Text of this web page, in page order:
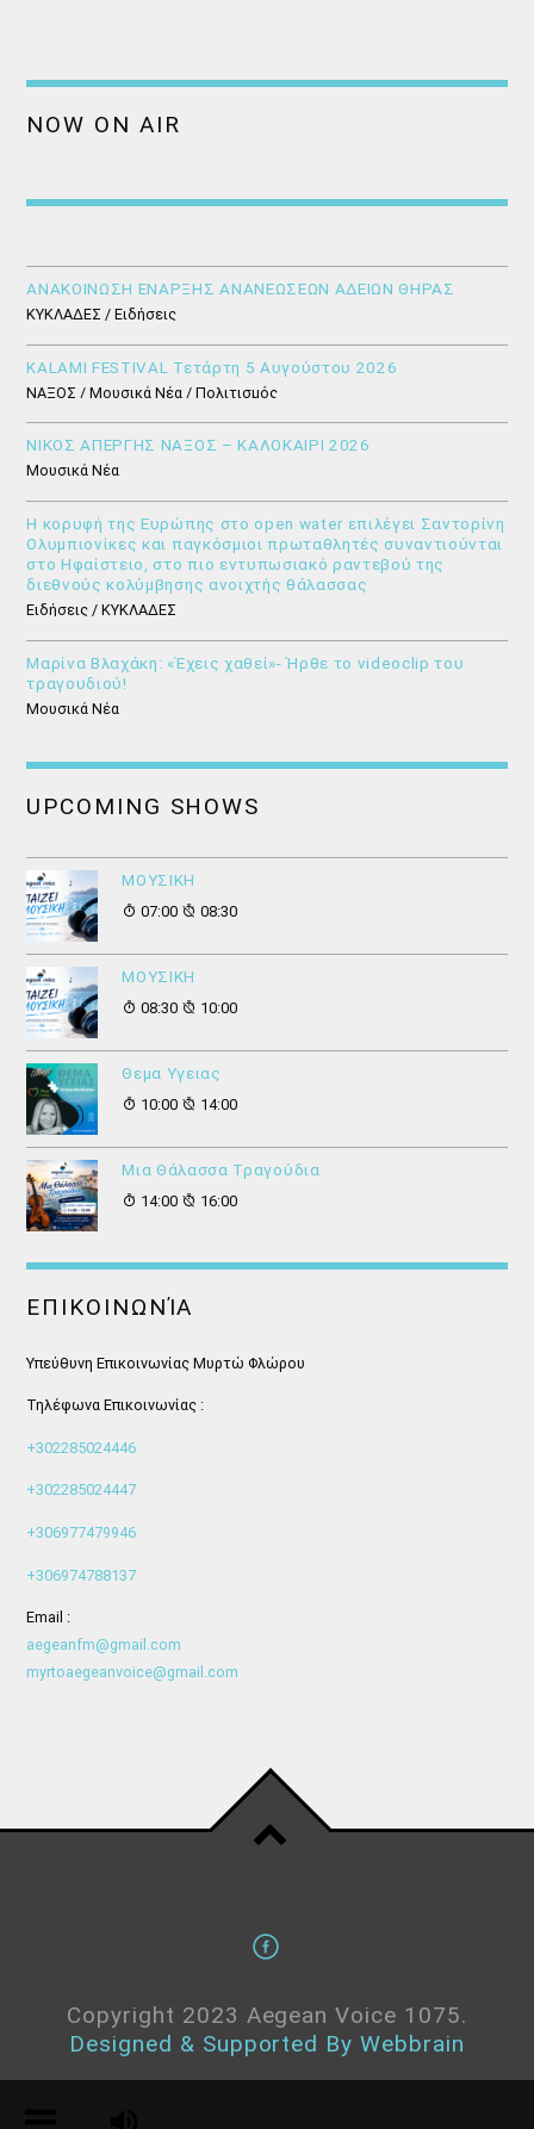
NOW ON AIR
ΑΝΑΚΟΙΝΩΣΗ ΕΝΑΡΞΗΣ ΑΝΑΝΕΩΣΕΩΝ ΑΔΕΙΩΝ ΘΗΡΑΣ
ΚΥΚΛΑΔΕΣ / Ειδήσεις
KALAMI FESTIVAL Τετάρτη 5 Αυγούστου 2026
ΝΑΞΟΣ / Μουσικά Νέα / Πολιτισμός
ΝΙΚΟΣ ΑΠΕΡΓΗΣ ΝΑΞΟΣ – ΚΑΛΟΚΑΙΡΙ 2026
Μουσικά Νέα
Η κορυφή της Ευρώπης στο open water επιλέγει Σαντορίνη
Ολυμπιονίκες και παγκόσμιοι πρωταθλητές συναντιούνται
στο Ηφαίστειο, στο πιο εντυπωσιακό ραντεβού της
διεθνούς κολύμβησης ανοιχτής θάλασσας
Ειδήσεις / ΚΥΚΛΑΔΕΣ
Μαρίνα Βλαχάκη: «Έχεις χαθεί»- Ήρθε το videoclip του
τραγουδιού!
Μουσικά Νέα
UPCOMING SHOWS
ΜΟΥΣΙΚΗ
07:00
08:30
ΜΟΥΣΙΚΗ
08:30
10:00
Θεμα Υγειας
10:00
14:00
Μια Θάλασσα Τραγούδια
14:00
16:00
ΕΠΙΚΟΙΝΩΝΊΑ
Υπεύθυνη Επικοινωνίας Μυρτώ Φλώρου
Τηλέφωνα Επικοινωνίας :
+302285024446
+302285024447
+306977479946
+306974788137
Email :
aegeanfm@gmail.com
myrtoaegeanvoice@gmail.com
Copyright 2023 Aegean Voice 1075.
Designed & Supported By Webbrain